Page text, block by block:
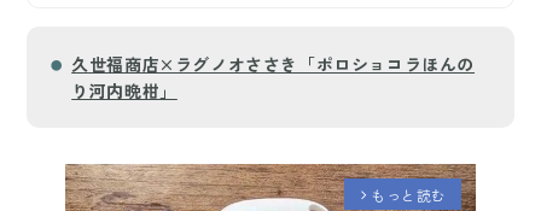
久世福商店×ラグノオささき「ポロショコラほんの
り河内晩柑」
arrow_forward_ios もっと読む